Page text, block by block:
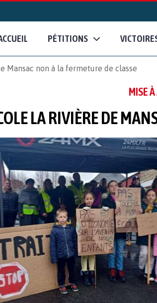
PÉTITIONS
Mansac non à la fermeture de classe
MISE
LA RIVIÈRE DE